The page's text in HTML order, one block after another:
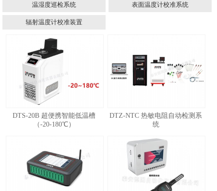
温湿度巡检系统 表面温度计校准系统
辐射温度计校准装置
DTS-20B 超便携智能低温槽
（-20-180℃）
DTZ-NTC 热敏电阻自动检测系
统